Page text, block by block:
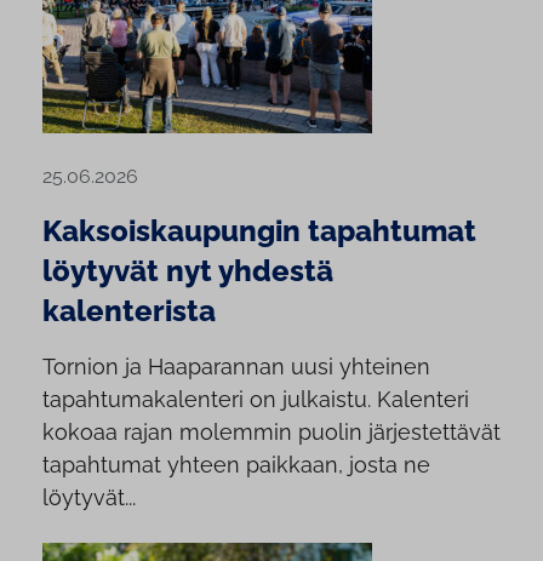
25.06.2026
Kaksoiskaupungin tapahtumat
löytyvät nyt yhdestä
kalenterista
Tornion ja Haaparannan uusi yhteinen
tapahtumakalenteri on julkaistu. Kalenteri
kokoaa rajan molemmin puolin järjestettävät
tapahtumat yhteen paikkaan, josta ne
löytyvät...